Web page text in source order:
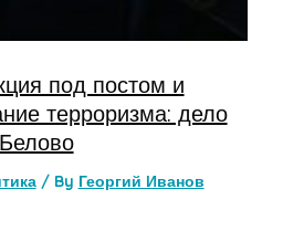
под постом и
терроризма: дело
/ By Георгий Иванов